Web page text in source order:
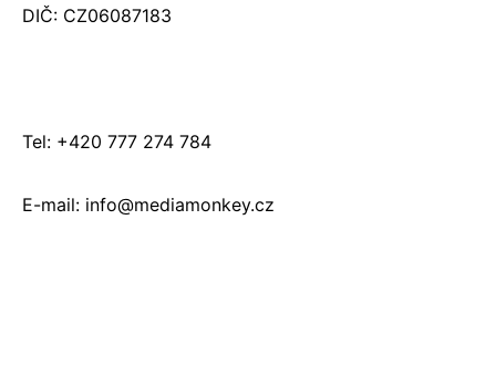
DIČ: CZ06087183
Tel: +420 777 274 784
E-mail: info@mediamonkey.cz